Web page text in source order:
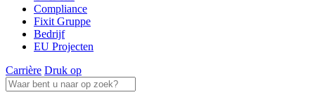
Compliance
Fixit Gruppe
Bedrijf
EU Projecten
Carrière Druk op